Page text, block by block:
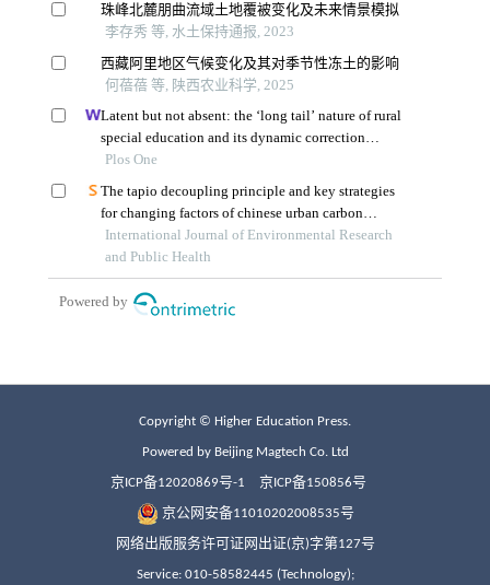
Copyright © Higher Education Press.
Powered by Beijing Magtech Co. Ltd
京ICP备12020869号-1 京ICP备150856号
京公网安备11010202008535号
网络出版服务许可证网出证(京)字第127号
Service: 010-58582445 (Technology);